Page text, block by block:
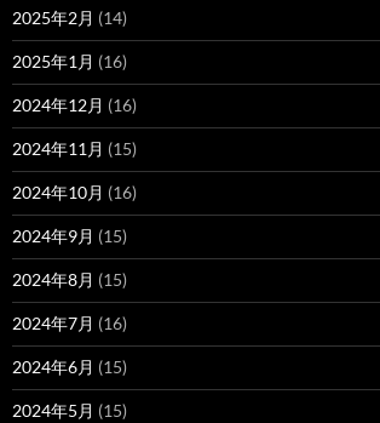
2025年2月 (14)
2025年1月 (16)
2024年12月 (16)
2024年11月 (15)
2024年10月 (16)
2024年9月 (15)
2024年8月 (15)
2024年7月 (16)
2024年6月 (15)
2024年5月 (15)